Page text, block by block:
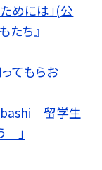
めには」(公
たち』
てもらお
留学生
」